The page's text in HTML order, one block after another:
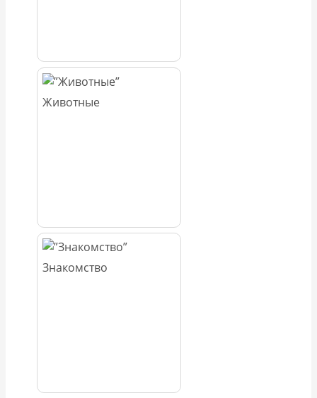
Животные
Знакомство